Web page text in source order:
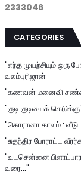
2333046
CATEGORIES
"எந்த முயற்சியும் ஒரு
வலம்புரிஜான்
"கணவன் மனைவி
"குடி குடியைக்
"கொரானா காலம் : வீடு
"சுதந்திர போராட்ட
"வடசென்னை
வரை..."